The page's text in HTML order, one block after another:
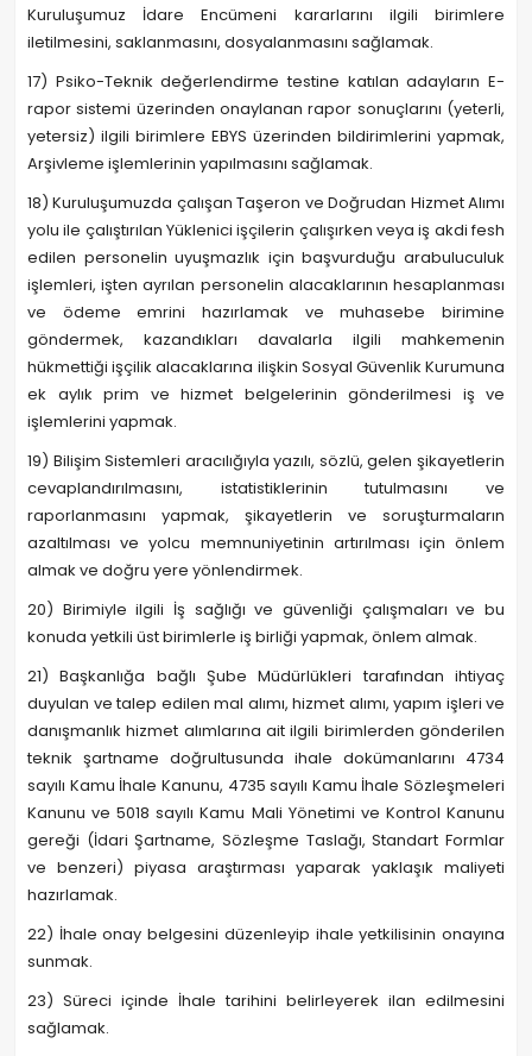
Kuruluşumuz İdare Encümeni kararlarını ilgili birimlere
iletilmesini, saklanmasını, dosyalanmasını sağlamak.
17) Psiko-Teknik değerlendirme testine katılan adayların E-
rapor sistemi üzerinden onaylanan rapor sonuçlarını (yeterli,
yetersiz) ilgili birimlere EBYS üzerinden bildirimlerini yapmak,
Arşivleme işlemlerinin yapılmasını sağlamak.
18) Kuruluşumuzda çalışan Taşeron ve Doğrudan Hizmet Alımı
yolu ile çalıştırılan Yüklenici işçilerin çalışırken veya iş akdi fesh
edilen personelin uyuşmazlık için başvurduğu arabuluculuk
işlemleri, işten ayrılan personelin alacaklarının hesaplanması
ve ödeme emrini hazırlamak ve muhasebe birimine
göndermek, kazandıkları davalarla ilgili mahkemenin
hükmettiği işçilik alacaklarına ilişkin Sosyal Güvenlik Kurumuna
ek aylık prim ve hizmet belgelerinin gönderilmesi iş ve
işlemlerini yapmak.
19) Bilişim Sistemleri aracılığıyla yazılı, sözlü, gelen şikayetlerin
cevaplandırılmasını, istatistiklerinin tutulmasını ve
raporlanmasını yapmak, şikayetlerin ve soruşturmaların
azaltılması ve yolcu memnuniyetinin artırılması için önlem
almak ve doğru yere yönlendirmek.
20) Birimiyle ilgili İş sağlığı ve güvenliği çalışmaları ve bu
konuda yetkili üst birimlerle iş birliği yapmak, önlem almak.
21) Başkanlığa bağlı Şube Müdürlükleri tarafından ihtiyaç
duyulan ve talep edilen mal alımı, hizmet alımı, yapım işleri ve
danışmanlık hizmet alımlarına ait ilgili birimlerden gönderilen
teknik şartname doğrultusunda ihale dokümanlarını 4734
sayılı Kamu İhale Kanunu, 4735 sayılı Kamu İhale Sözleşmeleri
Kanunu ve 5018 sayılı Kamu Mali Yönetimi ve Kontrol Kanunu
gereği (İdari Şartname, Sözleşme Taslağı, Standart Formlar
ve benzeri) piyasa araştırması yaparak yaklaşık maliyeti
hazırlamak.
22) İhale onay belgesini düzenleyip ihale yetkilisinin onayına
sunmak.
23) Süreci içinde İhale tarihini belirleyerek ilan edilmesini
sağlamak.